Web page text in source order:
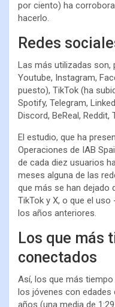
por ciento) ha
hacerlo.
Redes
Las más utilizadas son,
Youtube, Instagram,
puesto), TikTok (ha
Spotify, Telegram,
Discord, BeReal, Reddit,
El estudio, que ha
Operaciones de IAB
de cada diez usuarios
meses alguna de las
que más se han dejado
TikTok y X, o que el
los años anteriores.
Los que más
conectados
Así, los que más
los jóvenes con edades
años (una media de